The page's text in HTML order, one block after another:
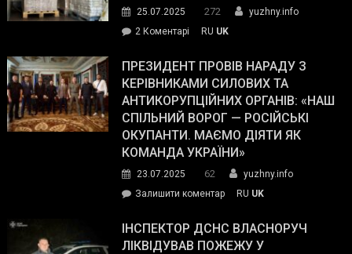
The
Street
Journal.
25.07.2025 272
yuzhny.info
2 Коментарі
Південному
працівникам
ОПЗ
з
матеріального
резерву
гуманітарну
допомогу
RU UK
ПРЕЗИДЕНТ ПРОВІВ НАРАДУ З
КЕРІВНИКАМИ СИЛОВИХ ТА
АНТИКОРУПЦІЙНИХ ОРГАНІВ: «НАШ
СПІЛЬНИЙ ВОРОГ — РОСІЙСЬКІ
ОКУПАНТИ. МАЄМО ДІЯТИ ЯК
КОМАНДА УКРАЇНИ»
23.07.2025 62
yuzhny.info
Залишити коментарon
провів
нараду
RU UK
ІНСПЕКТОР ДСНС ВЛАСНОРУЧ
ЛІКВІДУВАВ ПОЖЕЖУ У